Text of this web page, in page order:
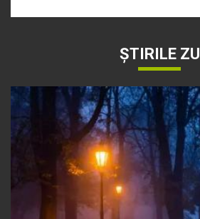
ȘTIRILE ZU